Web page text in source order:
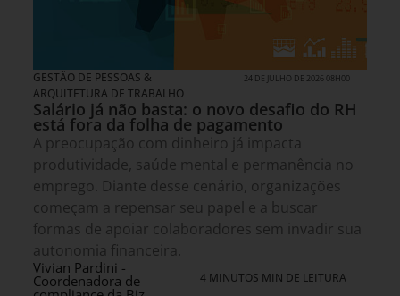
GESTÃO DE PESSOAS &
ARQUITETURA DE TRABALHO
24 DE JULHO DE 2026 08H00
Salário já não basta: o novo desafio do RH
está fora da folha de pagamento
A preocupação com dinheiro já impacta
produtividade, saúde mental e permanência no
emprego. Diante desse cenário, organizações
começam a repensar seu papel e a buscar
formas de apoiar colaboradores sem invadir sua
autonomia financeira.
Vivian Pardini -
Coordenadora de 4 MINUTOS MIN DE LEITURA